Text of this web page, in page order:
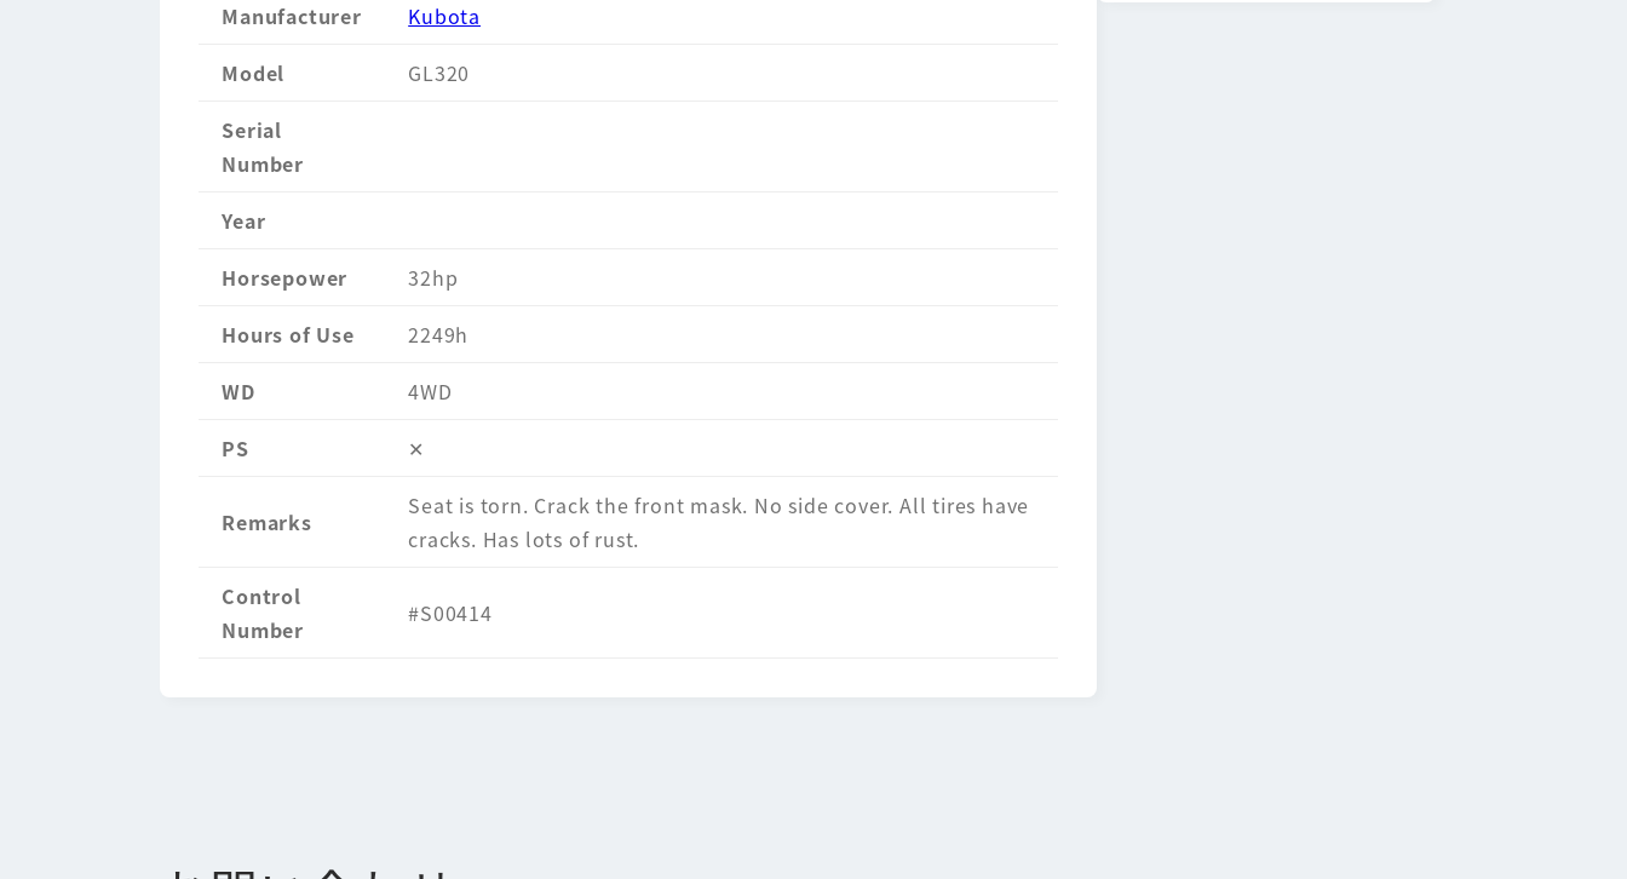
Manufacturer
Kubota
Model
GL320
Serial
Number
Year
Horsepower
32hp
Hours of Use
2249h
WD
4WD
PS
✕
Remarks
Seat is torn. Crack the front mask. No side cover. All tires have
cracks. Has lots of rust.
Control
Number
#S00414